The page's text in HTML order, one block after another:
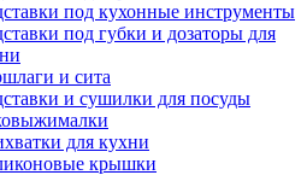
под кухонные инструменты
под губки и дозаторы для
и сита
и сушилки для посуды
для кухни
крышки